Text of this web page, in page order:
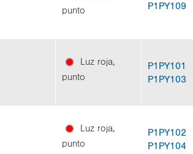
punto
P1PY109
Luz roja,
punto
P1PY101
P1PY103
Luz roja,
punto
P1PY102
P1PY104